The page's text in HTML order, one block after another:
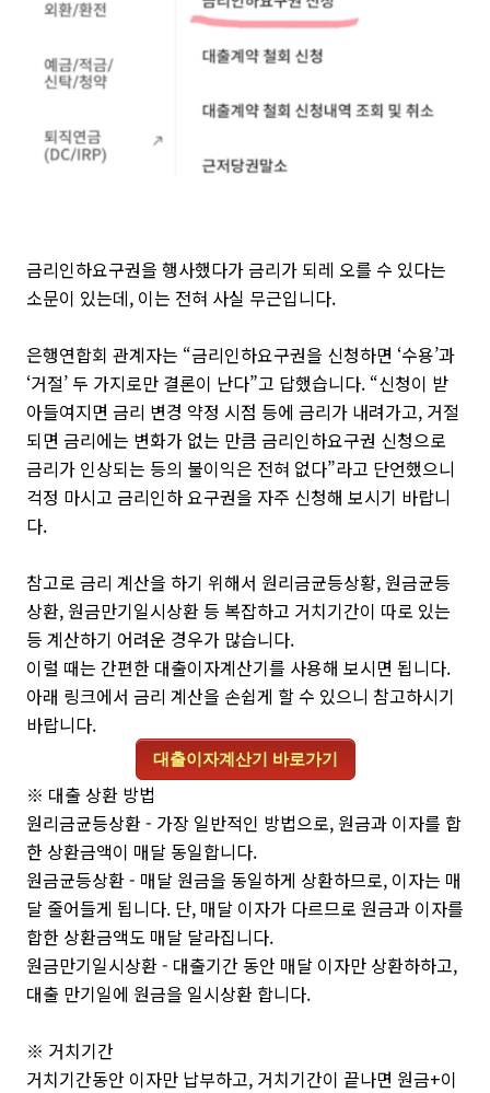
금리인하요구권을 행사했다가 금리가 되레 오를 수 있다는
소문이 있는데, 이는 전혀 사실 무근입니다.
은행연합회 관계자는 “금리인하요구권을 신청하면 ‘수용’과
‘거절’ 두 가지로만 결론이 난다”고 답했습니다. “신청이 받
아들여지면 금리 변경 약정 시점 등에 금리가 내려가고, 거절
되면 금리에는 변화가 없는 만큼 금리인하요구권 신청으로
금리가 인상되는 등의 불이익은 전혀 없다”라고 단언했으니
걱정 마시고 금리인하 요구권을 자주 신청해 보시기 바랍니
다.
참고로 금리 계산을 하기 위해서 원리금균등상황, 원금균등
상환, 원금만기일시상환 등 복잡하고 거치기간이 따로 있는
등 계산하기 어려운 경우가 많습니다.
이럴 때는 간편한 대출이자계산기를 사용해 보시면 됩니다.
아래 링크에서 금리 계산을 손쉽게 할 수 있으니 참고하시기
바랍니다.
대출이자계산기 바로가기
※ 대출 상환 방법
원리금균등상환 - 가장 일반적인 방법으로, 원금과 이자를 합
한 상환금액이 매달 동일합니다.
원금균등상환 - 매달 원금을 동일하게 상환하므로, 이자는 매
달 줄어들게 됩니다. 단, 매달 이자가 다르므로 원금과 이자를
합한 상환금액도 매달 달라집니다.
원금만기일시상환 - 대출기간 동안 매달 이자만 상환하하고,
대출 만기일에 원금을 일시상환 합니다.
※ 거치기간
거치기간동안 이자만 납부하고, 거치기간이 끝나면 원금+이